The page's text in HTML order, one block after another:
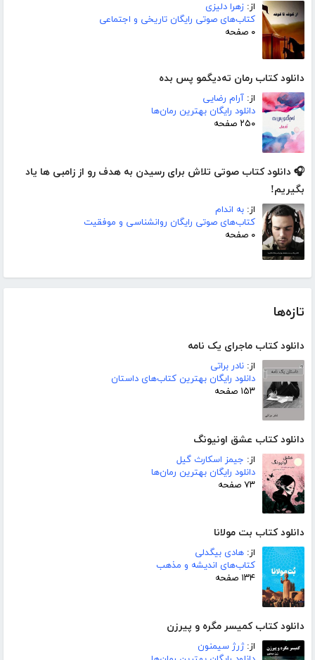
از: زهرا دلیزی
کتاب‌های صوتی رایگان تاریخی و اجتماعی
۰ صفحه
دانلود کتاب رمان ته‌دیگمو پس بده
از: آرام رضایی
دانلود رایگان بهترین رمان‌ها
۲۵۰ صفحه
🎧 دانلود کتاب صوتی تلاش برای رسیدن به هدف رو از زامبی ها یاد
بگیریم!
از: به اندام
کتاب‌های صوتی رایگان روانشناسی و موفقیت
۰ صفحه
تازه‌ها
دانلود کتاب ماجرای یک نامه
از: نادر براتی
دانلود رایگان بهترین کتاب‌های داستان
۱۵۳ صفحه
دانلود کتاب عشق اونیونگ
از: جیمز اسکارث گیل
دانلود رایگان بهترین رمان‌ها
۷۳ صفحه
دانلود کتاب بت مولانا
از: هادی بیگدلی
کتاب‌های اندیشه و مذهب
۱۳۴ صفحه
دانلود کتاب کمیسر مگره و پیرزن
از:ژرژ سیمنون